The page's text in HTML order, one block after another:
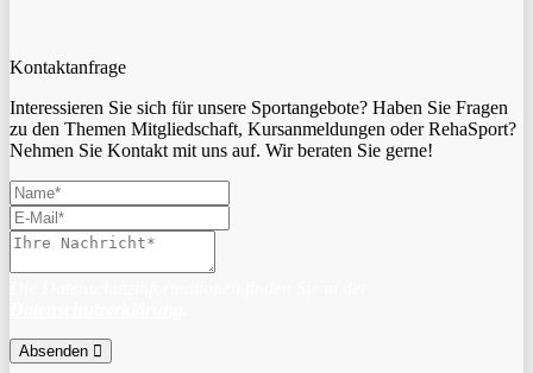
Kontaktanfrage
Interessieren Sie sich für unsere Sportangebote? Haben Sie Fragen
zu den Themen Mitgliedschaft, Kursanmeldungen oder RehaSport?
Nehmen Sie Kontakt mit uns auf. Wir beraten Sie gerne!
Absenden